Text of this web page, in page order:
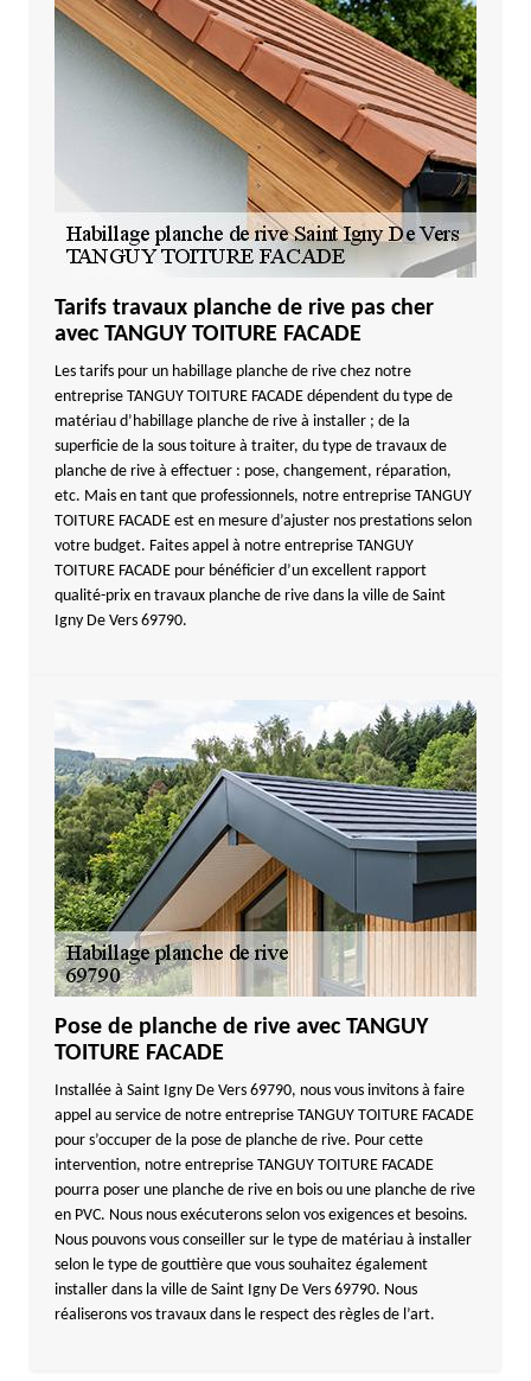
Tarifs travaux planche de rive pas cher
avec TANGUY TOITURE FACADE
Les tarifs pour un habillage planche de rive chez notre
entreprise TANGUY TOITURE FACADE dépendent du type de
matériau d’habillage planche de rive à installer ; de la
superficie de la sous toiture à traiter, du type de travaux de
planche de rive à effectuer : pose, changement, réparation,
etc. Mais en tant que professionnels, notre entreprise TANGUY
TOITURE FACADE est en mesure d’ajuster nos prestations selon
votre budget. Faites appel à notre entreprise TANGUY
TOITURE FACADE pour bénéficier d’un excellent rapport
qualité-prix en travaux planche de rive dans la ville de Saint
Igny De Vers 69790.
Pose de planche de rive avec TANGUY
TOITURE FACADE
Installée à Saint Igny De Vers 69790, nous vous invitons à faire
appel au service de notre entreprise TANGUY TOITURE FACADE
pour s’occuper de la pose de planche de rive. Pour cette
intervention, notre entreprise TANGUY TOITURE FACADE
pourra poser une planche de rive en bois ou une planche de rive
en PVC. Nous nous exécuterons selon vos exigences et besoins.
Nous pouvons vous conseiller sur le type de matériau à installer
selon le type de gouttière que vous souhaitez également
installer dans la ville de Saint Igny De Vers 69790. Nous
réaliserons vos travaux dans le respect des règles de l’art.